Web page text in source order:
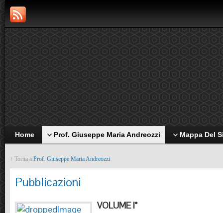
Home Prof. Giuseppe Maria Andreozzi Mappa Del
↑ Torna a Prof. Giuseppe Maria Andreozzi
Pubblicazioni
VOLUME I°